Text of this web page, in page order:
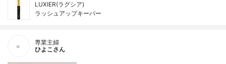
LUXIER(ラグシア)
ラッシュアップキーパー
専業主婦
ひよこさん